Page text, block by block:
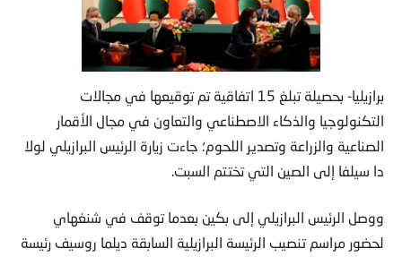
برازيليا- بحصيلة تبلغ 15 اتفاقية تم توقيعها في مجالات
التكنولوجيا والذكاء الاصطناعي والتعاون في مجال الأقمار
الصناعية والزراعة وتصدير اللحوم؛ جاءت زيارة الرئيس البرازيلي لولا
دا سيلفا إلى الصين التي تختتم السبت.
ووصل الرئيس البرازيلي إلى بكين بعدما توقف في شنغهاي
لحضور مراسم تنصيب الرئيسة البرازيلية السابقة ديلما روسيف رئيسة